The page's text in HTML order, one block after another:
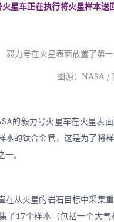
火星车正在执行将火星样本送
毅力号在火星表面放置了第
图源：NASA /
的毅力号火星车在火星表
本的钛合金管，这是为了将
。
在从火星的岩石目标中采集
了17个样本（包括一个大